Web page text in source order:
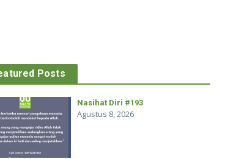
Posts
Nasihat Diri #193
Agustus 8, 2026